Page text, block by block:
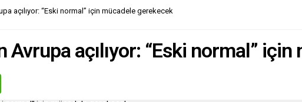
sürüklendiğini belirtiyor. AVRUPA,...
açılıyor: “Eski normal” için mücadele gerekecek
Avrupa açılıyor: “Eski normal”